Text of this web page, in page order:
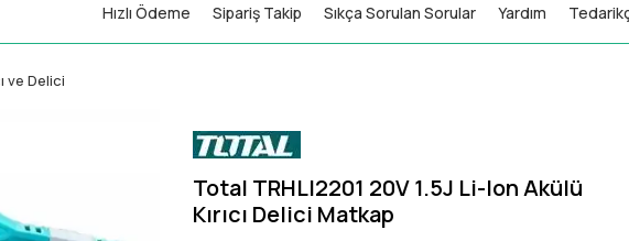
Hızlı Ödeme Sipariş Takip Sıkça Sorulan Sorular Yardım
ve Delici
Total TRHLI2201 20V 1.5J Li-Ion Akülü
Kırıcı Delici Matkap